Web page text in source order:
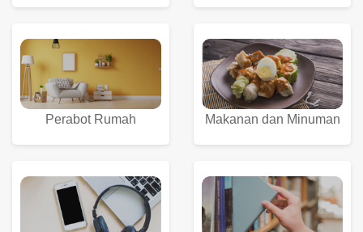
Perabot Rumah Makanan dan Minuman